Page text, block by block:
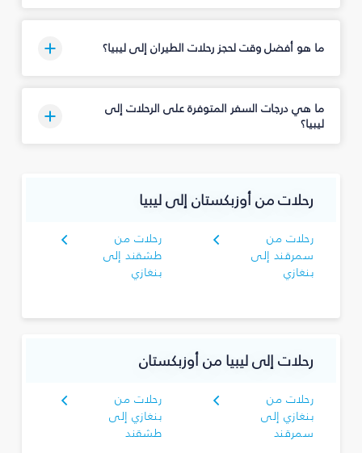
ما هو أفضل وقت لحجز رحلات الطيران إلى ليبيا؟
ما هي درجات السفر المتوفرة على الرحلات إلى
ليبيا؟
رحلات من أوزبكستان إلى ليبيا
رحلات من
سمرقند إلى
بنغازي
رحلات من
طشقند إلى
بنغازي
رحلات إلى ليبيا من أوزبكستان
رحلات من
بنغازي إلى
سمرقند
رحلات من
بنغازي إلى
طشقند